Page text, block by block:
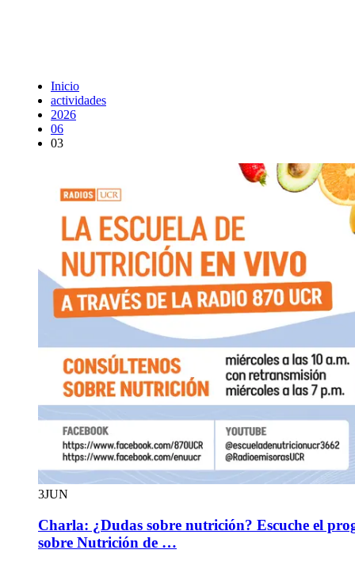
Inicio
actividades
2026
06
03
3JUN
Charla: ¿Dudas sobre nutrición? Escuche el
sobre Nutrición de …